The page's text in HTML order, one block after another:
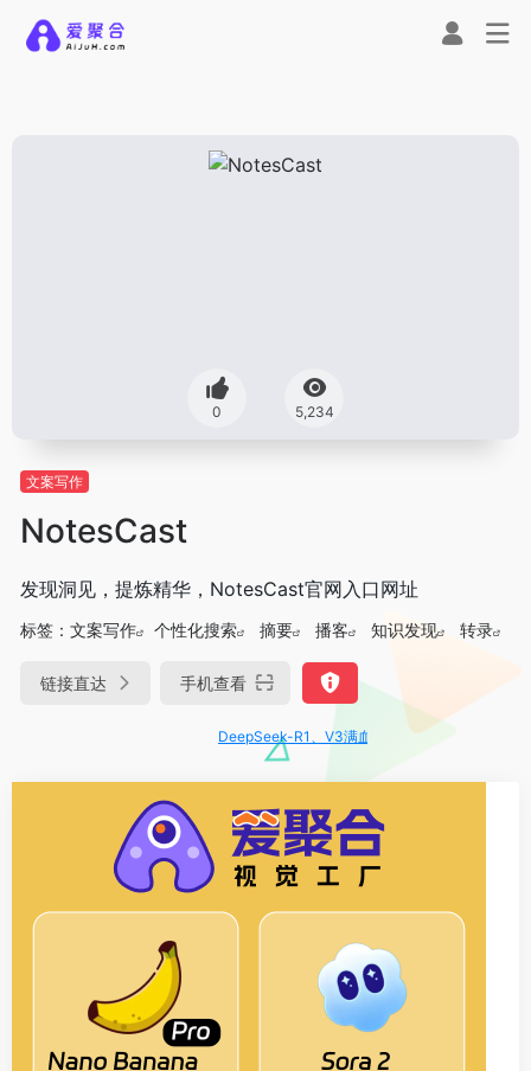
0 5,234
文案写作
NotesCast
发现洞见，提炼精华，NotesCast官网入口网址
标签： 文案写作 个性化搜索 摘要 播客 知识发现 转录
链接直达 手机查看
DeepSeek-R1、V3满血版免费用！- 字节Trae即可编